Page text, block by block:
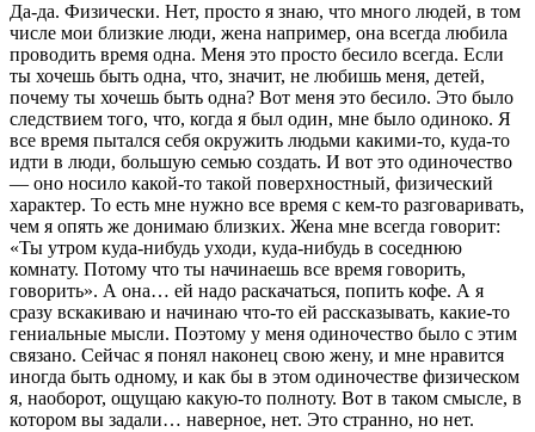
Да-да. Физически. Нет, просто я знаю, что много людей, в том
числе мои близкие люди, жена например, она всегда любила
проводить время одна. Меня это просто бесило всегда. Если
ты хочешь быть одна, что, значит, не любишь меня, детей,
почему ты хочешь быть одна? Вот меня это бесило. Это было
следствием того, что, когда я был один, мне было одиноко. Я
все время пытался себя окружить людьми какими-то, куда-то
идти в люди, большую семью создать. И вот это одиночество
— оно носило какой-то такой поверхностный, физический
характер. То есть мне нужно все время с кем-то разговаривать,
чем я опять же донимаю близких. Жена мне всегда говорит:
«Ты утром куда-нибудь уходи, куда-нибудь в соседнюю
комнату. Потому что ты начинаешь все время говорить,
говорить». А она… ей надо раскачаться, попить кофе. А я
сразу вскакиваю и начинаю что-то ей рассказывать, какие-то
гениальные мысли. Поэтому у меня одиночество было с этим
связано. Сейчас я понял наконец свою жену, и мне нравится
иногда быть одному, и как бы в этом одиночестве физическом
я, наоборот, ощущаю какую-то полноту. Вот в таком смысле, в
котором вы задали… наверное, нет. Это странно, но нет.